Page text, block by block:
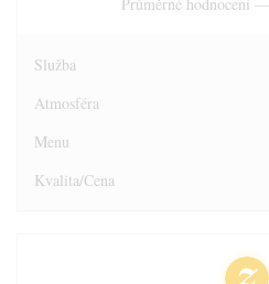
Služba
Atmosféra
Menu
Kvalita/Cena